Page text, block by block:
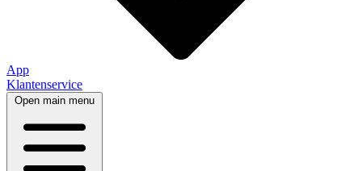
App
Klantenservice
Open main menu